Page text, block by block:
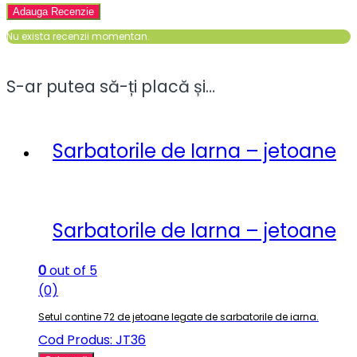
Nu exista recenzii momentan.
S-ar putea să-ți placă și…
Sarbatorile de Iarna – jetoane
Sarbatorile de Iarna – jetoane
0out of 5
(0)
Setul contine 72 de jetoane legate de sarbatorile de iarna.
Cod Produs: JT36